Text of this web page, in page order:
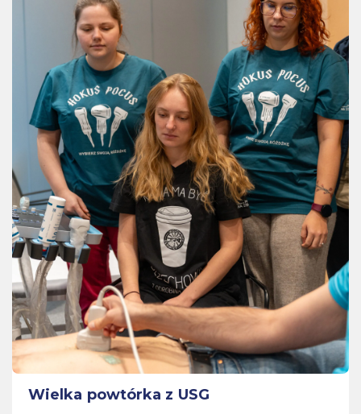
Wielka powtórka z USG